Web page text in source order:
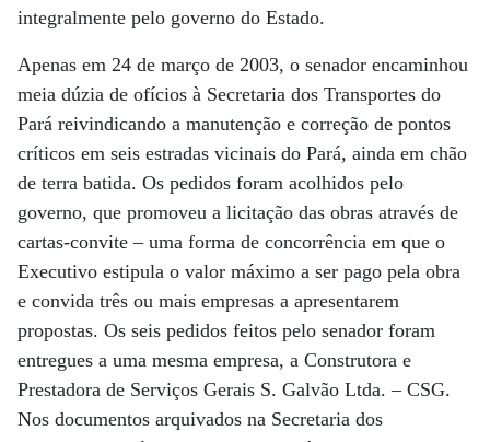
integralmente pelo governo do Estado.
Apenas em 24 de março de 2003, o senador encaminhou
meia dúzia de ofícios à Secretaria dos Transportes do
Pará reivindicando a manutenção e correção de pontos
críticos em seis estradas vicinais do Pará, ainda em chão
de terra batida. Os pedidos foram acolhidos pelo
governo, que promoveu a licitação das obras através de
cartas-convite – uma forma de concorrência em que o
Executivo estipula o valor máximo a ser pago pela obra
e convida três ou mais empresas a apresentarem
propostas. Os seis pedidos feitos pelo senador foram
entregues a uma mesma empresa, a Construtora e
Prestadora de Serviços Gerais S. Galvão Ltda. – CSG.
Nos documentos arquivados na Secretaria dos